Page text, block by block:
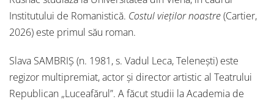
Institutului de Romanistică. Costul vieților noastre(Cartier,
2026) este primul său roman.
Slava SAMBRIȘ (n. 1981, s. Vadul Leca, Telenești) este
regizor multipremiat, actor și director artistic al Teatrului
Republican „Luceafărul”. A făcut studii la Academia de